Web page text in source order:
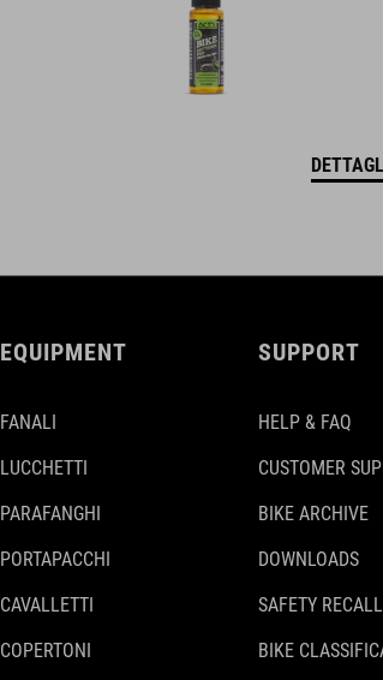
EQUIPMENT
FANALI
LUCCHETTI
PARAFANGHI
PORTAPACCHI
CAVALLETTI
COPERTONI
SUPPORT
HELP & FAQ
CUSTOMER
BIKE ARCHIVE
DOWNLOADS
SAFETY
BIKE